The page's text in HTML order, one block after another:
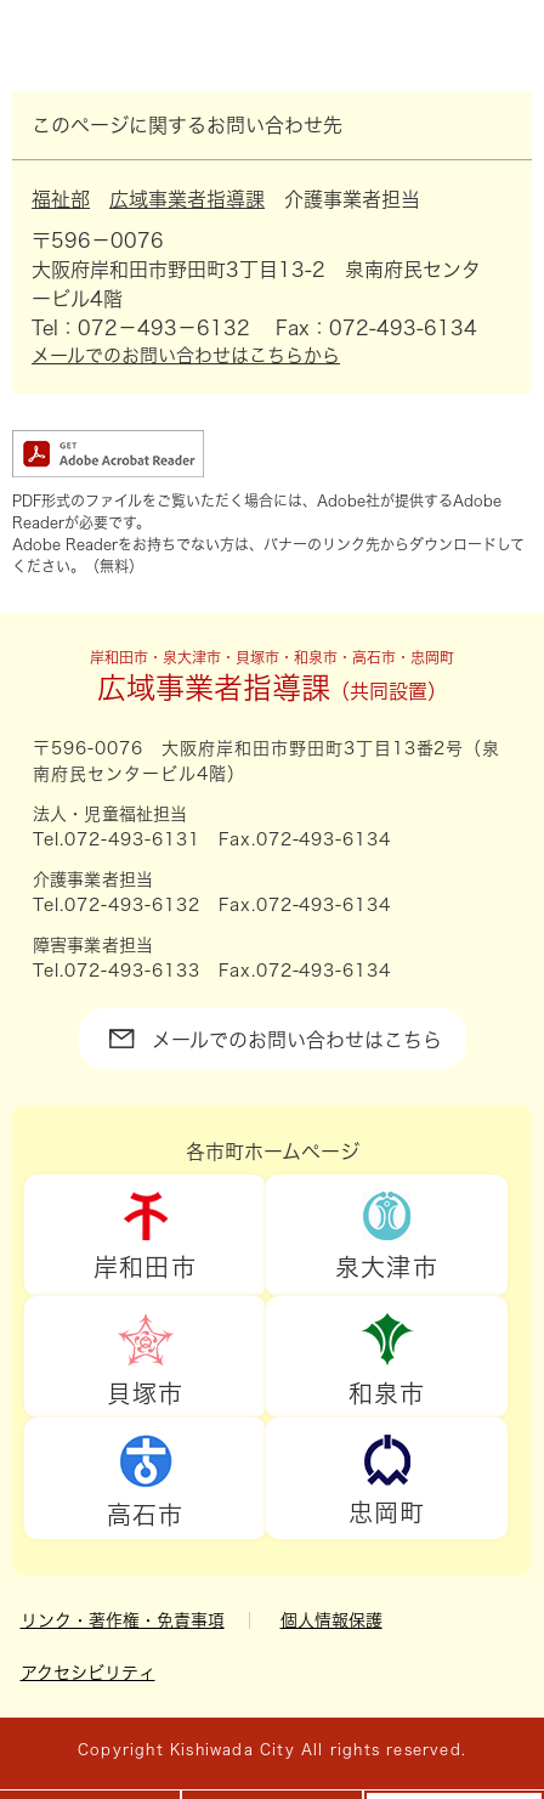
このページに関するお問い合わせ先
福祉部 広域事業者指導課 介護事業者担当
〒596－0076
大阪府岸和田市野田町3丁目13-2 泉南府民センタ
ービル4階
Tel：072－493－6132
Fax：072-493-6134
メールでのお問い合わせはこちらから
PDF形式のファイルをご覧いただく場合には、Adobe社が提供するAdobe
Readerが必要です。
Adobe Readerをお持ちでない方は、バナーのリンク先からダウンロードして
ください。（無料）
岸和田市・泉大津市・貝塚市・和泉市・高石市・忠岡町
広域事業者指導課
〒596-0076 大阪府岸和田市野田町3丁目13番2号（泉
南府民センタービル4階）
法人・児童福祉担当
Tel.072-493-6131 Fax.072-493-6134
介護事業者担当
Tel.072-493-6132 Fax.072-493-6134
障害事業者担当
Tel.072-493-6133 Fax.072-493-6134
メールでのお問い合わせはこちら
各市町ホームページ
岸和田市 泉大津市
貝塚市 和泉市
高石市 忠岡町
リンク・著作権・免責事項 個人情報保護
アクセシビリティ
Copyright Kishiwada City All rights reserved.